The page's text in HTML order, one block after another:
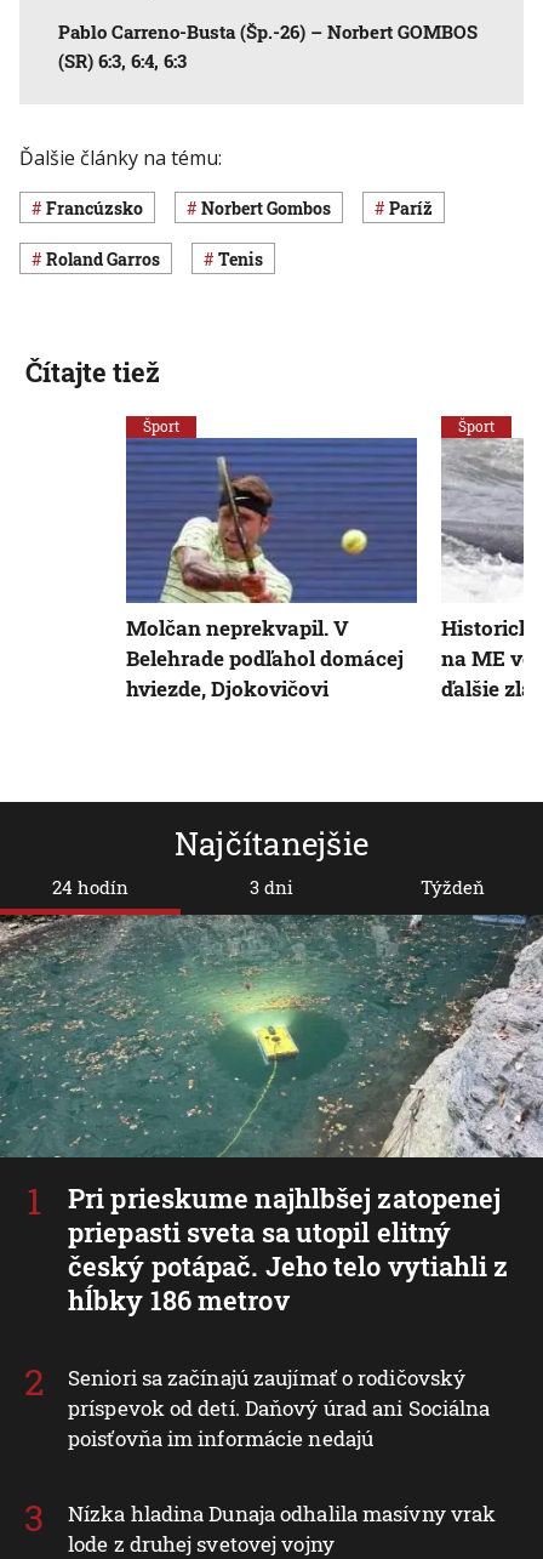
Pablo Carreno-Busta (Šp.-26) – Norbert GOMBOS
(SR) 6:3, 6:4, 6:3
Ďalšie články na tému:
Francúzsko Norbert Gombos Paríž
Roland Garros Tenis
Najčítanejšie
24 hodín
Pri prieskume najhlbšej zatopenej
priepasti sveta sa utopil elitný
český potápač. Jeho telo vytiahli z
hĺbky 186 metrov
Seniori sa začínajú zaujímať o rodičovský
príspevok od detí. Daňový úrad ani Sociálna
poisťovňa im informácie nedajú
Nízka hladina Dunaja odhalila masívny vrak
lode z druhej svetovej vojny
3 dni Týždeň
Čítajte tiež
Šport
Molčan neprekvapil. V
Belehrade podľahol domácej
hviezde, Djokovičovi
Šport
na ME vo
ďalšie